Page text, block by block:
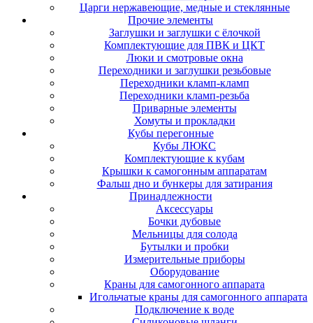
Царги нержавеющие, медные и стеклянные
Прочие элементы
Заглушки и заглушки с ёлочкой
Комплектующие для ПВК и ЦКТ
Люки и смотровые окна
Переходники и заглушки резьбовые
Переходники кламп-кламп
Переходники кламп-резьба
Приварные элементы
Хомуты и прокладки
Кубы перегонные
Кубы ЛЮКС
Комплектующие к кубам
Крышки к самогонным аппаратам
Фальш дно и бункеры для затирания
Принадлежности
Аксессуары
Бочки дубовые
Мельницы для солода
Бутылки и пробки
Измерительные приборы
Оборудование
Краны для самогонного аппарата
Игольчатые краны для самогонного аппарата
Подключение к воде